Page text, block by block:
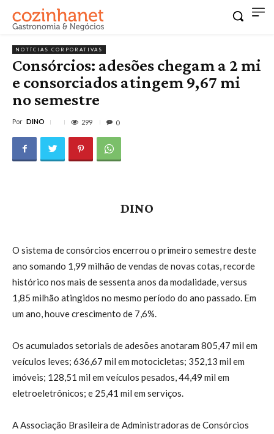
NOTÍCIAS CORPORATIVAS
Consórcios: adesões chegam a 2 mi
e consorciados atingem 9,67 mi
no semestre
Por DINO 299 0
DINO
O sistema de consórcios encerrou o primeiro semestre deste
ano somando 1,99 milhão de vendas de novas cotas, recorde
histórico nos mais de sessenta anos da modalidade, versus
1,85 milhão atingidos no mesmo período do ano passado. Em
um ano, houve crescimento de 7,6%.
Os acumulados setoriais de adesões anotaram 805,47 mil em
veículos leves; 636,67 mil em motocicletas; 352,13 mil em
imóveis; 128,51 mil em veículos pesados, 44,49 mil em
eletroeletrônicos; e 25,41 mil em serviços.
A Associação Brasileira de Administradoras de Consórcios